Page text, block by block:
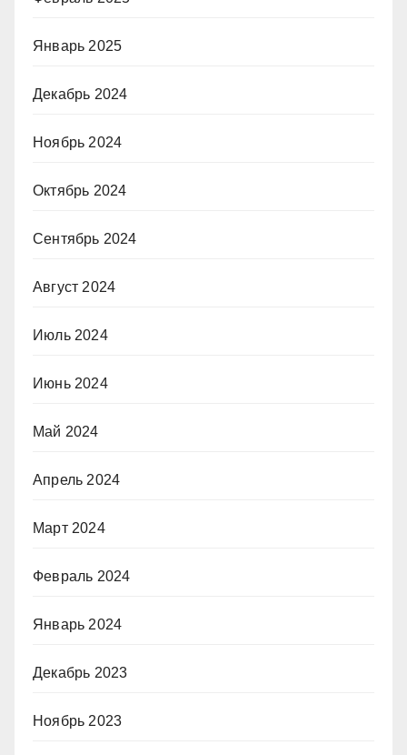
Январь 2025
Декабрь 2024
Ноябрь 2024
Октябрь 2024
Сентябрь 2024
Август 2024
Июль 2024
Июнь 2024
Май 2024
Апрель 2024
Март 2024
Февраль 2024
Январь 2024
Декабрь 2023
Ноябрь 2023